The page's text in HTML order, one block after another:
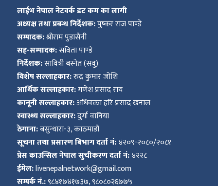
लाईभ नेपाल नेटवर्क डट कम का लागी
अध्यक्ष तथा प्रबन्ध निर्देशक:पुष्कर राज पाण्डे
सम्पादक:श्रीराम पुडासैनी
सह-सम्पादक:सविता पाण्डे
निर्देशक:सावित्री बस्नेत (सवु)
विशेष सल्लाहकार:रुद्र कुमार जोशि
आर्थिक सल्लाहकार:गणेश प्रसाद राय
कानूनी सल्लाहकार:अधिवक्ता हरि प्रसाद खनाल
स्वास्थ्य सल्लाहकार:दुर्गा वानिया
ठेगाना:बसुन्धारा-३, काठमाडौं
सूचना तथा प्रसारण बिभाग दर्ता नं:४२०९-२०८०/२०८१
प्रेस काउन्सिल नेपाल सुचीकरण दर्ता नं:४२२८
ईमेल:livenepalnetwork@gmail.com
सम्पर्क नं.:९८४१७४१७३७, ९८०८०२६७७५